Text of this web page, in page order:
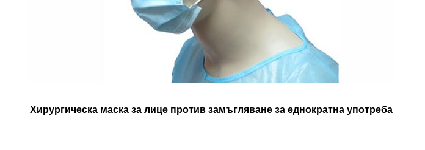
Хирургическа маска за лице против замъгляване за еднократна употреба